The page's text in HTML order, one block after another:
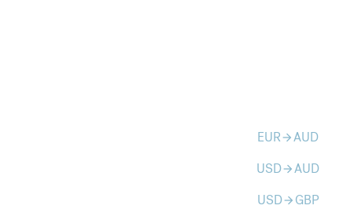
EURarrow_forwardAUD
USDarrow_forwardAUD
USDarrow_forward GBP